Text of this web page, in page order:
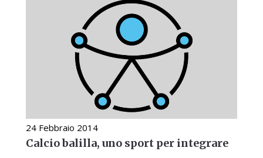
24 Febbraio 2014
Calcio balilla, uno sport per integrare